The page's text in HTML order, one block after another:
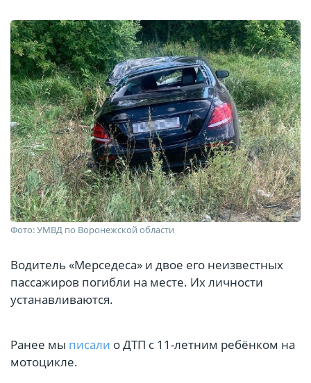
Фото: УМВД по Воронежской области
Водитель «Мерседеса» и двое его неизвестных
пассажиров погибли на месте. Их личности
устанавливаются.
Ранее мы писали о ДТП с 11-летним ребёнком на
мотоцикле.